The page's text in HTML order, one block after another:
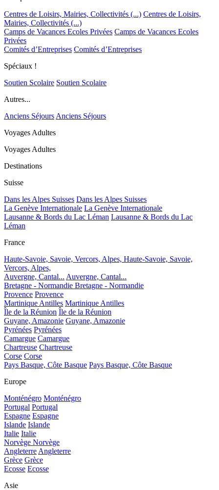
Centres de Loisirs, Mairies, Collectivités (...) Centres de Loisirs,
Mairies, Collectivités (...)
Camps de Vacances Ecoles Privées Camps de Vacances Ecoles
Privées
Comités d’Entreprises Comités d’Entreprises
Spéciaux !
Soutien Scolaire Soutien Scolaire
Autres...
Anciens Séjours Anciens Séjours
Voyages Adultes
Voyages Adultes
Destinations
Suisse
Dans les Alpes Suisses Dans les Alpes Suisses
La Genève Internationale La Genève Internationale
Lausanne & Bords du Lac Léman Lausanne & Bords du Lac
Léman
France
Haute-Savoie, Savoie, Vercors, Alpes, Haute-Savoie, Savoie,
Vercors, Alpes,
Auvergne, Cantal... Auvergne, Cantal...
Bretagne - Normandie Bretagne - Normandie
Provence Provence
Martinique Antilles Martinique Antilles
Île de la Réunion Île de la Réunion
Guyane, Amazonie Guyane, Amazonie
Pyrénées Pyrénées
Camargue Camargue
Chartreuse Chartreuse
Corse Corse
Pays Basque, Côte Basque Pays Basque, Côte Basque
Europe
Monténégro Monténégro
Portugal Portugal
Espagne Espagne
Islande Islande
Italie Italie
Norvège Norvège
Angleterre Angleterre
Grèce Grèce
Ecosse Ecosse
Asie